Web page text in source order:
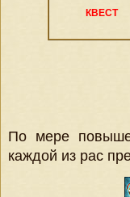
КВЕСТ
По мере
каждой из рас